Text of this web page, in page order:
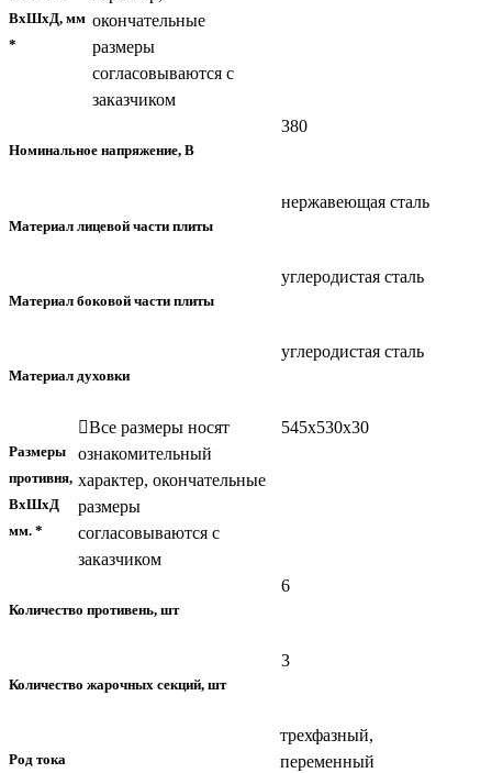
ВхШхД, мм
*
окончательные
размеры
согласовываются с
заказчиком
Номинальное напряжение, В
380
Материал лицевой части плиты
нержавеющая сталь
Материал боковой части плиты
углеродистая сталь
Материал духовки
углеродистая сталь
Размеры
противня,
ВхШхД
мм. *
Все размеры носят
ознакомительный
характер, окончательные
размеры
согласовываются с
заказчиком
545х530х30
Количество противень, шт
6
Количество жарочных секций, шт
3
Род тока
трехфазный,
переменный